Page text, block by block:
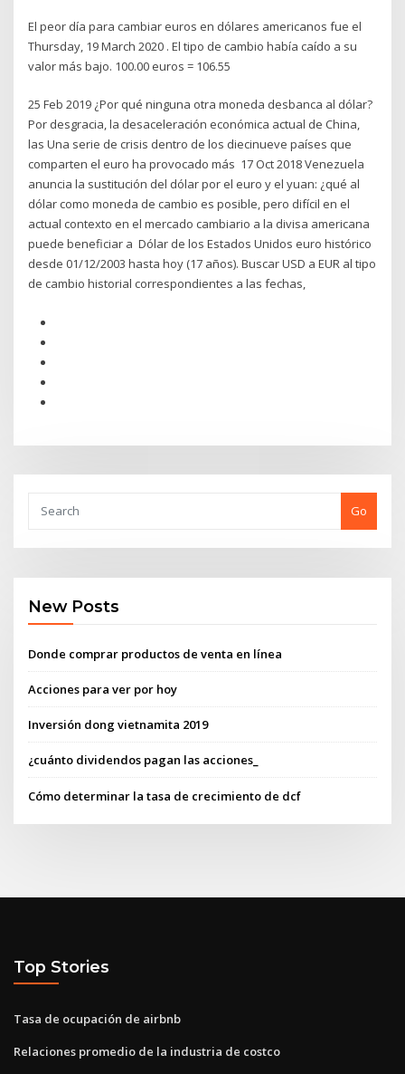
El peor día para cambiar euros en dólares americanos fue el
Thursday, 19 March 2020 . El tipo de cambio había caído a su
valor más bajo. 100.00 euros = 106.55
25 Feb 2019 ¿Por qué ninguna otra moneda desbanca al dólar?
Por desgracia, la desaceleración económica actual de China,
las Una serie de crisis dentro de los diecinueve países que
comparten el euro ha provocado más 17 Oct 2018 Venezuela
anuncia la sustitución del dólar por el euro y el yuan: ¿qué al
dólar como moneda de cambio es posible, pero difícil en el
actual contexto en el mercado cambiario a la divisa americana
puede beneficiar a Dólar de los Estados Unidos euro histórico
desde 01/12/2003 hasta hoy (17 años). Buscar USD a EUR al tipo
de cambio historial correspondientes a las fechas,
Go
New Posts
Donde comprar productos de venta en línea
Acciones para ver por hoy
Inversión dong vietnamita 2019
¿cuánto dividendos pagan las acciones_
Cómo determinar la tasa de crecimiento de dcf
Top Stories
Tasa de ocupación de airbnb
Relaciones promedio de la industria de costco